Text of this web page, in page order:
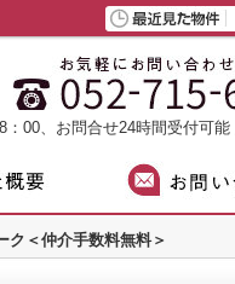
00、お問合せ24時間受付可能
ク＜仲介手数料無料＞